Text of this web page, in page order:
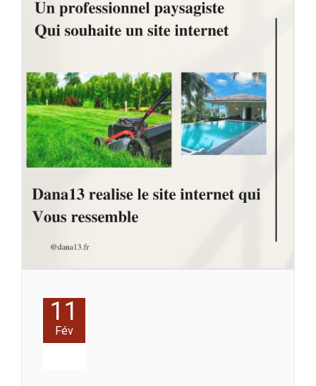
11
Fév